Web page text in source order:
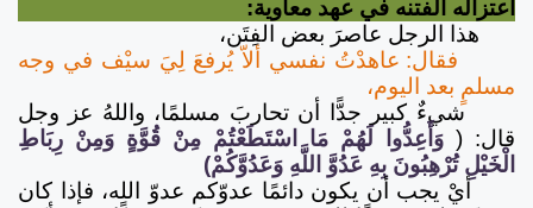
اعتزاله الفتنه في عهد معاوية:
هذا الرجل عاصرَ بعض الفِتَن،
فقال: عاهدْتُ نفسي ألاّ يُرفعَ لِيَ سيْف في وجه
مسلمٍ بعد اليوم،
شيءٌ كبير جدًّا أن تحاربَ مسلمًا، واللهُ عز وجل
قال: ( وَأَعِدُّوا لَهُمْ مَا اسْتَطَعْتُمْ مِنْ قُوَّةٍ وَمِنْ رِبَاطِ
الْخَيْلِ تُرْهِبُونَ بِهِ عَدُوَّ اللَّهِ وَعَدُوَّكُمْ)
أيْ يجب أن يكون دائمًا عدوّكم عدوّ الله، فإذا كان